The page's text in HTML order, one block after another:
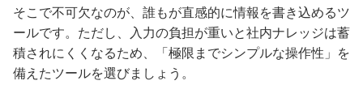
そこで不可欠なのが、誰もが直感的に情報を書き込めるツ
ールです。ただし、入力の負担が重いと社内ナレッジは蓄
積されにくくなるため、「極限までシンプルな操作性」を
備えたツールを選びましょう。